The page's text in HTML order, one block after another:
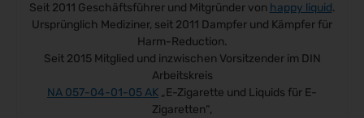
Seit 2011 Geschäftsführer und Mitgründer von happy liquid.
Ursprünglich Mediziner, seit 2011 Dampfer und Kämpfer für
Harm-Reduction.
Seit 2015 Mitglied und inzwischen Vorsitzender im DIN
Arbeitskreis
NA 057-04-01-05 AK „E-Zigarette und Liquids für E-
Zigaretten“,